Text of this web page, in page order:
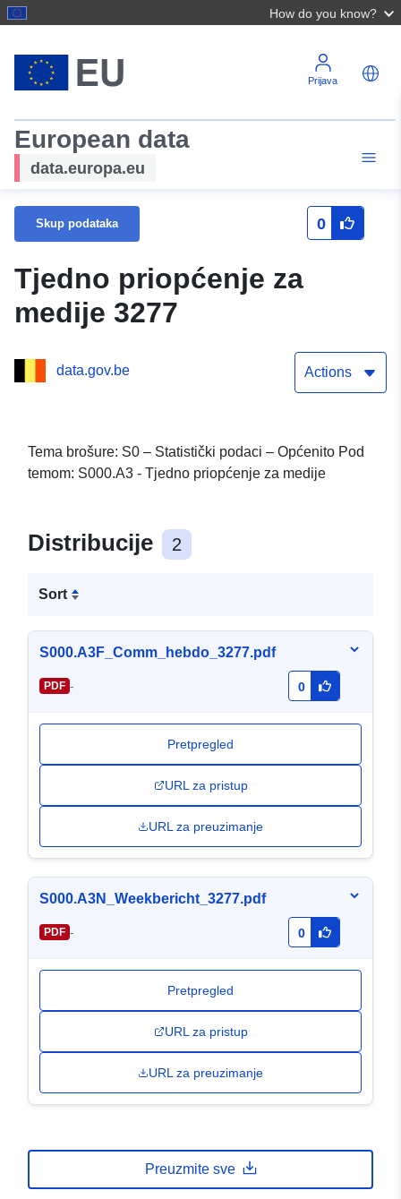
How do you know?
Prijava
European data
data.europa.eu
Skup podataka 0
Tjedno priopćenje za
medije 3277
data.gov.be Actions
Tema brošure: S0 – Statistički podaci – Općenito Pod
temom: S000.A3 - Tjedno priopćenje za medije
Distribucije 2
Sort
S000.A3F_Comm_hebdo_3277.pdf
PDF - 0
Pretpregled
URL za pristup
URL za preuzimanje
S000.A3N_Weekbericht_3277.pdf
PDF - 0
Pretpregled
URL za pristup
URL za preuzimanje
Preuzmite sve